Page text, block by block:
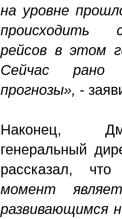
на уровне
происходить
рейсов в этом
Сейчас рано
прогнозы», -
Наконец,
генеральный
рассказал,
момент
развивающимся